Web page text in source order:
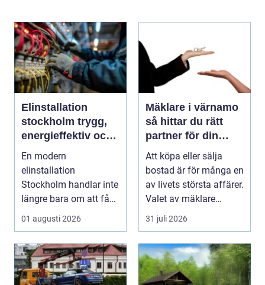
Elinstallation
stockholm trygg,
energieffektiv och
framtidssäker el i
företagslokaler
En modern
elinstallation
Stockholm handlar inte
längre bara om att få
belysning och uttag på
01 augusti 2026
Mäklare i värnamo
så hittar du rätt
partner för din
bostadsaffär
Att köpa eller sälja
bostad är för många en
av livets största affärer.
Valet av mäklare
Värnamo påve...
31 juli 2026